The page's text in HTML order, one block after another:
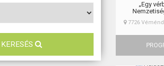
KERESÉS
„Egy
7726